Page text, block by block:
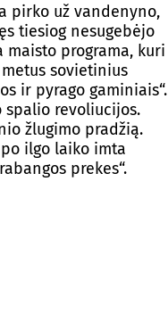
pirko už vandenyno,
tiesiog nesugebėjo
maisto programa, kuri
sovietinius
ir pyrago gaminiais“.
spalio revoliucijos.
žlugimo pradžią.
ilgo laiko imta
prekes“.